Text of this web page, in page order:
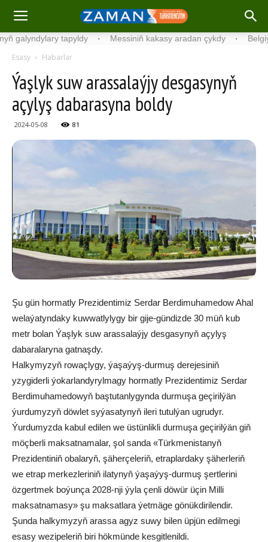
tapyldy · Messiniň kakasy aradan çykdy · Belgiýada
Esasy Habarlar
Ýaşlyk suw arassalaýjy desgasynyň
açylyş dabarasyna boldy
2024-05-08 81
Şu gün hormatly Prezidentimiz Serdar Berdimuhamedow Ahal
welaýatyndaky kuwwatlylygy bir gije-gündizde 30 müň kub
metr bolan Ýaşlyk suw arassalaýjy desgasynyň açylyş
dabaralaryna gatnaşdy.
Halkymyzyň rowaçlygy, ýaşaýyş-durmuş derejesiniň
yzygiderli ýokarlandyrylmagy hormatly Prezidentimiz Serdar
Berdimuhamedowyň baştutanlygynda durmuşa geçirilýän
ýurdumyzyň döwlet syýasatynyň ileri tutulýan ugrudyr.
Ýurdumyzda kabul edilen we üstünlikli durmuşa geçirilýän giň
möçberli maksatnamalar, şol sanda «Türkmenistanyň
Prezidentiniň obalaryň, şäherçeleriň, etraplardaky şäherleriň
we etrap merkezleriniň ilatynyň ýaşaýyş-durmuş şertlerini
özgertmek boýunça 2028-nji ýyla çenli döwür üçin Milli
maksatnamasy» şu maksatlara ýetmäge gönükdirilendir.
Şunda halkymyzyň arassa agyz suwy bilen üpjün edilmegi
esasy wezipeleriň biri hökmünde kesgitlenildi.